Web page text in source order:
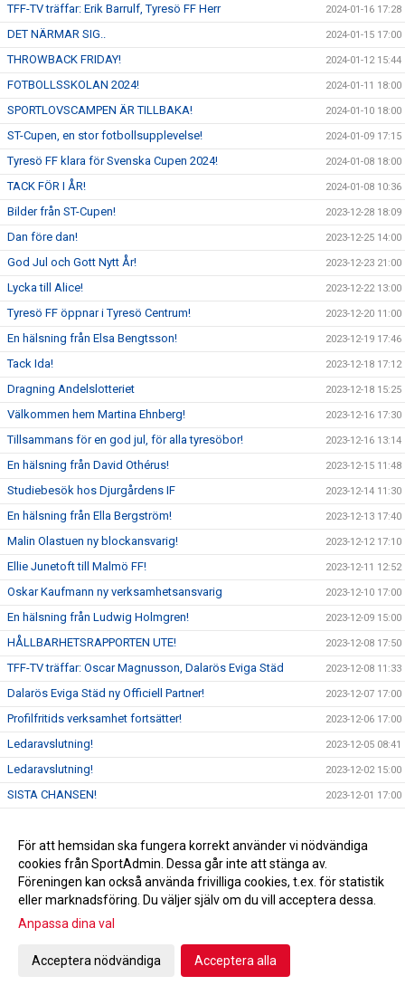
TFF-TV träffar: Erik Barrulf, Tyresö FF Herr 2024-01-16 17:28
DET NÄRMAR SIG.. 2024-01-15 17:00
THROWBACK FRIDAY! 2024-01-12 15:44
FOTBOLLSSKOLAN 2024! 2024-01-11 18:00
SPORTLOVSCAMPEN ÄR TILLBAKA! 2024-01-10 18:00
ST-Cupen, en stor fotbollsupplevelse! 2024-01-09 17:15
Tyresö FF klara för Svenska Cupen 2024! 2024-01-08 18:00
TACK FÖR I ÅR! 2024-01-08 10:36
Bilder från ST-Cupen! 2023-12-28 18:09
Dan före dan! 2023-12-25 14:00
God Jul och Gott Nytt År! 2023-12-23 21:00
Lycka till Alice! 2023-12-22 13:00
Tyresö FF öppnar i Tyresö Centrum! 2023-12-20 11:00
En hälsning från Elsa Bengtsson! 2023-12-19 17:46
Tack Ida! 2023-12-18 17:12
Dragning Andelslotteriet 2023-12-18 15:25
Välkommen hem Martina Ehnberg! 2023-12-16 17:30
Tillsammans för en god jul, för alla tyresöbor! 2023-12-16 13:14
En hälsning från David Othérus! 2023-12-15 11:48
Studiebesök hos Djurgårdens IF 2023-12-14 11:30
En hälsning från Ella Bergström! 2023-12-13 17:40
Malin Olastuen ny blockansvarig! 2023-12-12 17:10
Ellie Junetoft till Malmö FF! 2023-12-11 12:52
Oskar Kaufmann ny verksamhetsansvarig 2023-12-10 17:00
En hälsning från Ludwig Holmgren! 2023-12-09 15:00
HÅLLBARHETSRAPPORTEN UTE! 2023-12-08 17:50
TFF-TV träffar: Oscar Magnusson, Dalarös Eviga Städ 2023-12-08 11:33
Dalarös Eviga Städ ny Officiell Partner! 2023-12-07 17:00
Profilfritids verksamhet fortsätter! 2023-12-06 17:00
Ledaravslutning! 2023-12-05 08:41
Ledaravslutning! 2023-12-02 15:00
SISTA CHANSEN! 2023-12-01 17:00
TFF-TV träffar: Åsa Westhammar, Dafo Vehicle 2023-11-30 11:30
Dafo Vehicle förlänger partnerskap med Tyresö FF 2023-11-29 17:00
Utvärdering och planering av fotbollsskolan! 2023-11-28 18:00
TFF-TV träffar: Lars Sörhus, F17
Tyresö FF 52 år!
För att hemsidan ska fungera korrekt använder vi nödvändiga
cookies från SportAdmin. Dessa går inte att stänga av.
Föreningen kan också använda frivilliga cookies, t.ex. för statistik
eller marknadsföring. Du väljer själv om du vill acceptera dessa.
Anpassa dina val
Acceptera nödvändiga Acceptera alla